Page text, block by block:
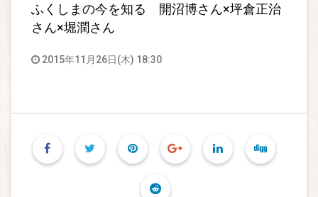
ふくしまの今を知る 開沼博さん×坪倉正治
さん×堀潤さん
2015年11月26日(木) 18:30